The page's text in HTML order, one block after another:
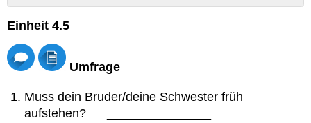
Attributions
Einheit 4.5
Umfrage
Muss dein Bruder/deine Schwester früh
aufstehen? _______________